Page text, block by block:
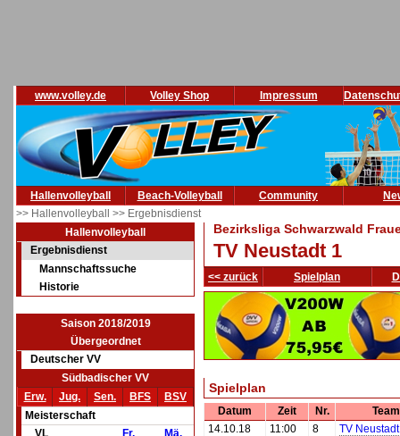
www.volley.de Volley Shop Impressum
Hallenvolleyball Beach-Volleyball Community
>> Hallenvolleyball >> Ergebnisdienst
Hallenvolleyball
Ergebnisdienst
Mannschaftssuche
Historie
Saison 2018/2019
Übergeordnet
Deutscher VV
Südbadischer VV
Erw.
Jug. Sen. BFS
BSV
Meisterschaft
VL
Fr.
Mä.
Bezirksliga Schwarzwald
TV Neustadt 1
<< zurück Spielplan
Spielplan
Datum Zeit Nr.
14.10.18
11:00 8
TV